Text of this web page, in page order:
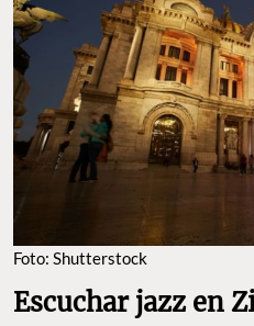
Foto: Shutterstock
Escuchar jazz en